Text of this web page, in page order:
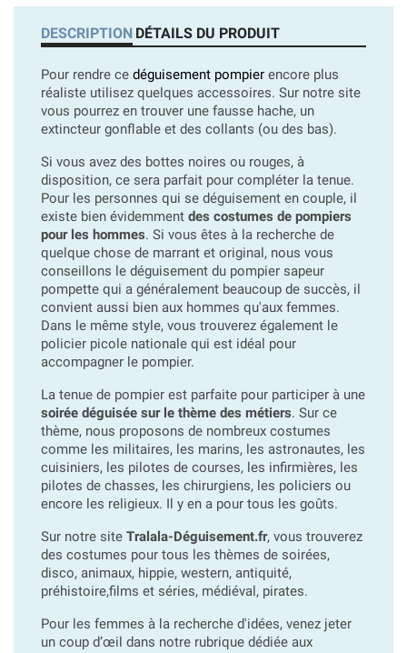
DESCRIPTION DÉTAILS DU PRODUIT
Pour rendre ce déguisement pompier encore plus
réaliste utilisez quelques accessoires. Sur notre site
vous pourrez en trouver une fausse hache, un
extincteur gonflable et des collants (ou des bas).
Si vous avez des bottes noires ou rouges, à
disposition, ce sera parfait pour compléter la tenue.
Pour les personnes qui se déguisement en couple, il
existe bien évidemment des costumes de pompiers
pour les hommes. Si vous êtes à la recherche de
quelque chose de marrant et original, nous vous
conseillons le déguisement du pompier sapeur
pompette qui a généralement beaucoup de succès, il
convient aussi bien aux hommes qu'aux femmes.
Dans le même style, vous trouverez également le
policier picole nationale qui est idéal pour
accompagner le pompier.
La tenue de pompier est parfaite pour participer à une
soirée déguisée sur le thème des métiers. Sur ce
thème, nous proposons de nombreux costumes
comme les militaires, les marins, les astronautes, les
cuisiniers, les pilotes de courses, les infirmières, les
pilotes de chasses, les chirurgiens, les policiers ou
encore les religieux. Il y en a pour tous les goûts.
Sur notre site Tralala-Déguisement.fr, vous trouverez
des costumes pour tous les thèmes de soirées,
disco, animaux, hippie, western, antiquité,
préhistoire,films et séries, médiéval, pirates.
Pour les femmes à la recherche d'idées, venez jeter
un coup d’œil dans notre rubrique dédiée aux